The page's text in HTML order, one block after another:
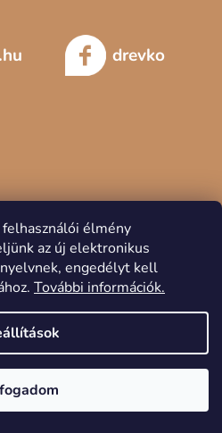
élmény
az új elektronikus
engedélyt kell
További információk.
drevko
készítette